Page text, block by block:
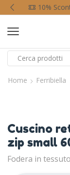
10%
Home Ferribiella
Cuscino
zip small
Fodera in